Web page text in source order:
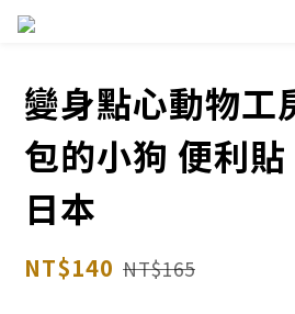
變身點心動物工
包的小狗 便利
日本
NT$140 NT$165